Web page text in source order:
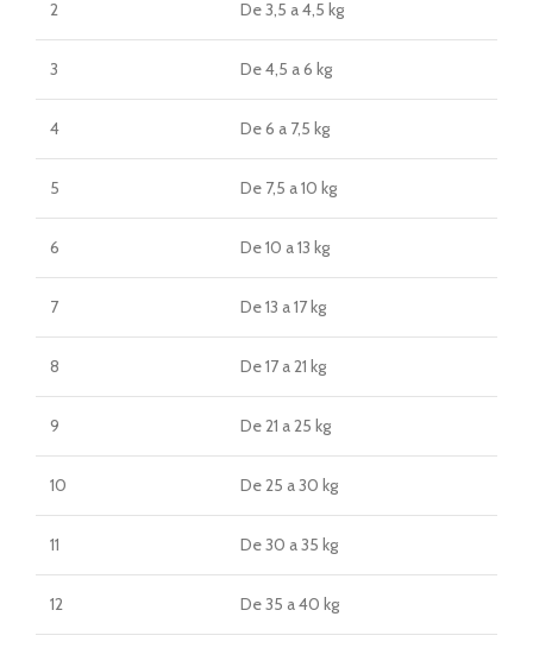
2 De 3,5 a 4,5 kg
3 De 4,5 a 6 kg
4 De 6 a 7,5 kg
5 De 7,5 a 10 kg
6 De 10 a 13 kg
7 De 13 a 17 kg
8 De 17 a 21 kg
9 De 21 a 25 kg
10 De 25 a 30 kg
11 De 30 a 35 kg
12 De 35 a 40 kg